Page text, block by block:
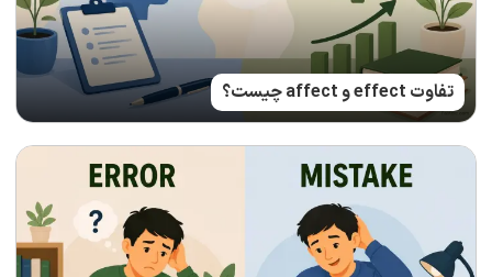
تفاوت effect و affect چیست؟